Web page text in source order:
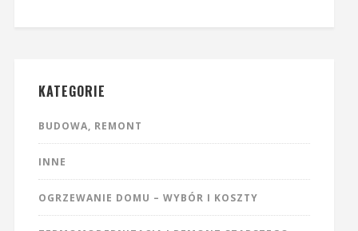
KATEGORIE
BUDOWA, REMONT
INNE
OGRZEWANIE DOMU – WYBÓR I KOSZTY